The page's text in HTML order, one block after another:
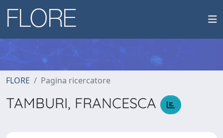
FLORE Pagina ricercatore
TAMBURI, FRANCESCA